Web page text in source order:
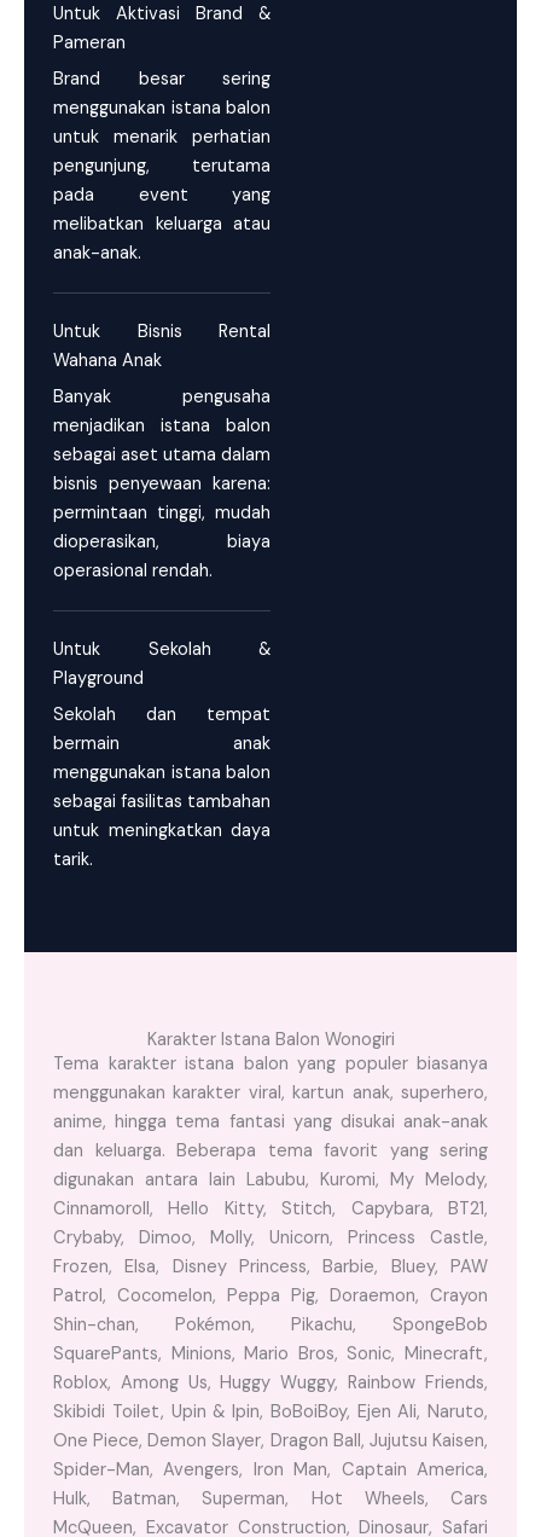
Untuk Aktivasi Brand &
Pameran
Brand besar sering
menggunakan istana balon
untuk menarik perhatian
pengunjung, terutama
pada event yang
melibatkan keluarga atau
anak-anak.
Untuk Bisnis Rental
Wahana Anak
Banyak pengusaha
menjadikan istana balon
sebagai aset utama dalam
bisnis penyewaan karena:
permintaan tinggi, mudah
dioperasikan, biaya
operasional rendah.
Untuk Sekolah &
Playground
Sekolah dan tempat
bermain anak
menggunakan istana balon
sebagai fasilitas tambahan
untuk meningkatkan daya
tarik.
Karakter Istana Balon Wonogiri
Tema karakter istana balon yang populer biasanya
menggunakan karakter viral, kartun anak, superhero,
anime, hingga tema fantasi yang disukai anak-anak
dan keluarga. Beberapa tema favorit yang sering
digunakan antara lain Labubu, Kuromi, My Melody,
Cinnamoroll, Hello Kitty, Stitch, Capybara, BT21,
Crybaby, Dimoo, Molly, Unicorn, Princess Castle,
Frozen, Elsa, Disney Princess, Barbie, Bluey, PAW
Patrol, Cocomelon, Peppa Pig, Doraemon, Crayon
Shin-chan, Pokémon, Pikachu, SpongeBob
SquarePants, Minions, Mario Bros, Sonic, Minecraft,
Roblox, Among Us, Huggy Wuggy, Rainbow Friends,
Skibidi Toilet, Upin & Ipin, BoBoiBoy, Ejen Ali, Naruto,
One Piece, Demon Slayer, Dragon Ball, Jujutsu Kaisen,
Spider-Man, Avengers, Iron Man, Captain America,
Hulk, Batman, Superman, Hot Wheels, Cars
McQueen, Excavator Construction, Dinosaur, Safari